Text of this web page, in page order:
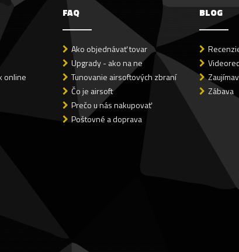
online
FAQ
Ako objednávať tovar
Upgrady - ako na ne
Tunovanie airsoftových zbraní
Čo je airsoft
Prečo u nás nakupovať
Poštovné a doprava
BLOG
Zábava